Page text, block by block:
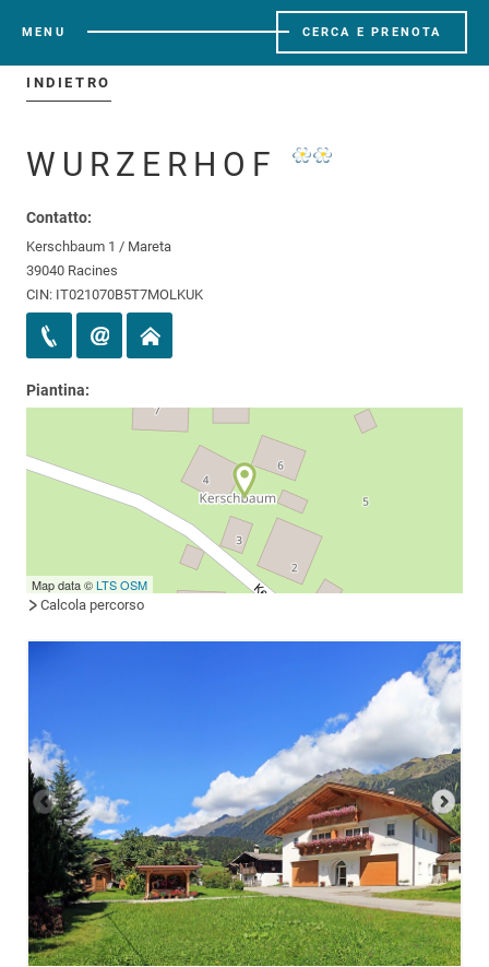
MENU CERCA E PRENOTA
INDIETRO
WURZERHOF
Contatto:
Kerschbaum 1 / Mareta
39040 Racines
CIN: IT021070B5T7MOLKUK
Piantina:
Map data ©LTSOSM
Calcola percorso